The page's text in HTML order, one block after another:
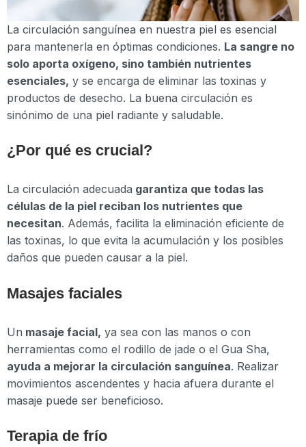
La circulación sanguínea en nuestra piel es esencial
para mantenerla en óptimas condiciones. La sangre no
solo aporta oxígeno, sino también nutrientes
esenciales, y se encarga de eliminar las toxinas y
productos de desecho. La buena circulación es
sinónimo de una piel radiante y saludable.
¿Por qué es crucial?
La circulación adecuada garantiza que todas las
células de la piel reciban los nutrientes que
necesitan. Además, facilita la eliminación eficiente de
las toxinas, lo que evita la acumulación y los posibles
daños que pueden causar a la piel.
Masajes faciales
Un masaje facial, ya sea con las manos o con
herramientas como el rodillo de jade o el Gua Sha,
ayuda a mejorar la circulación sanguínea. Realizar
movimientos ascendentes y hacia afuera durante el
masaje puede ser beneficioso.
Terapia de frío